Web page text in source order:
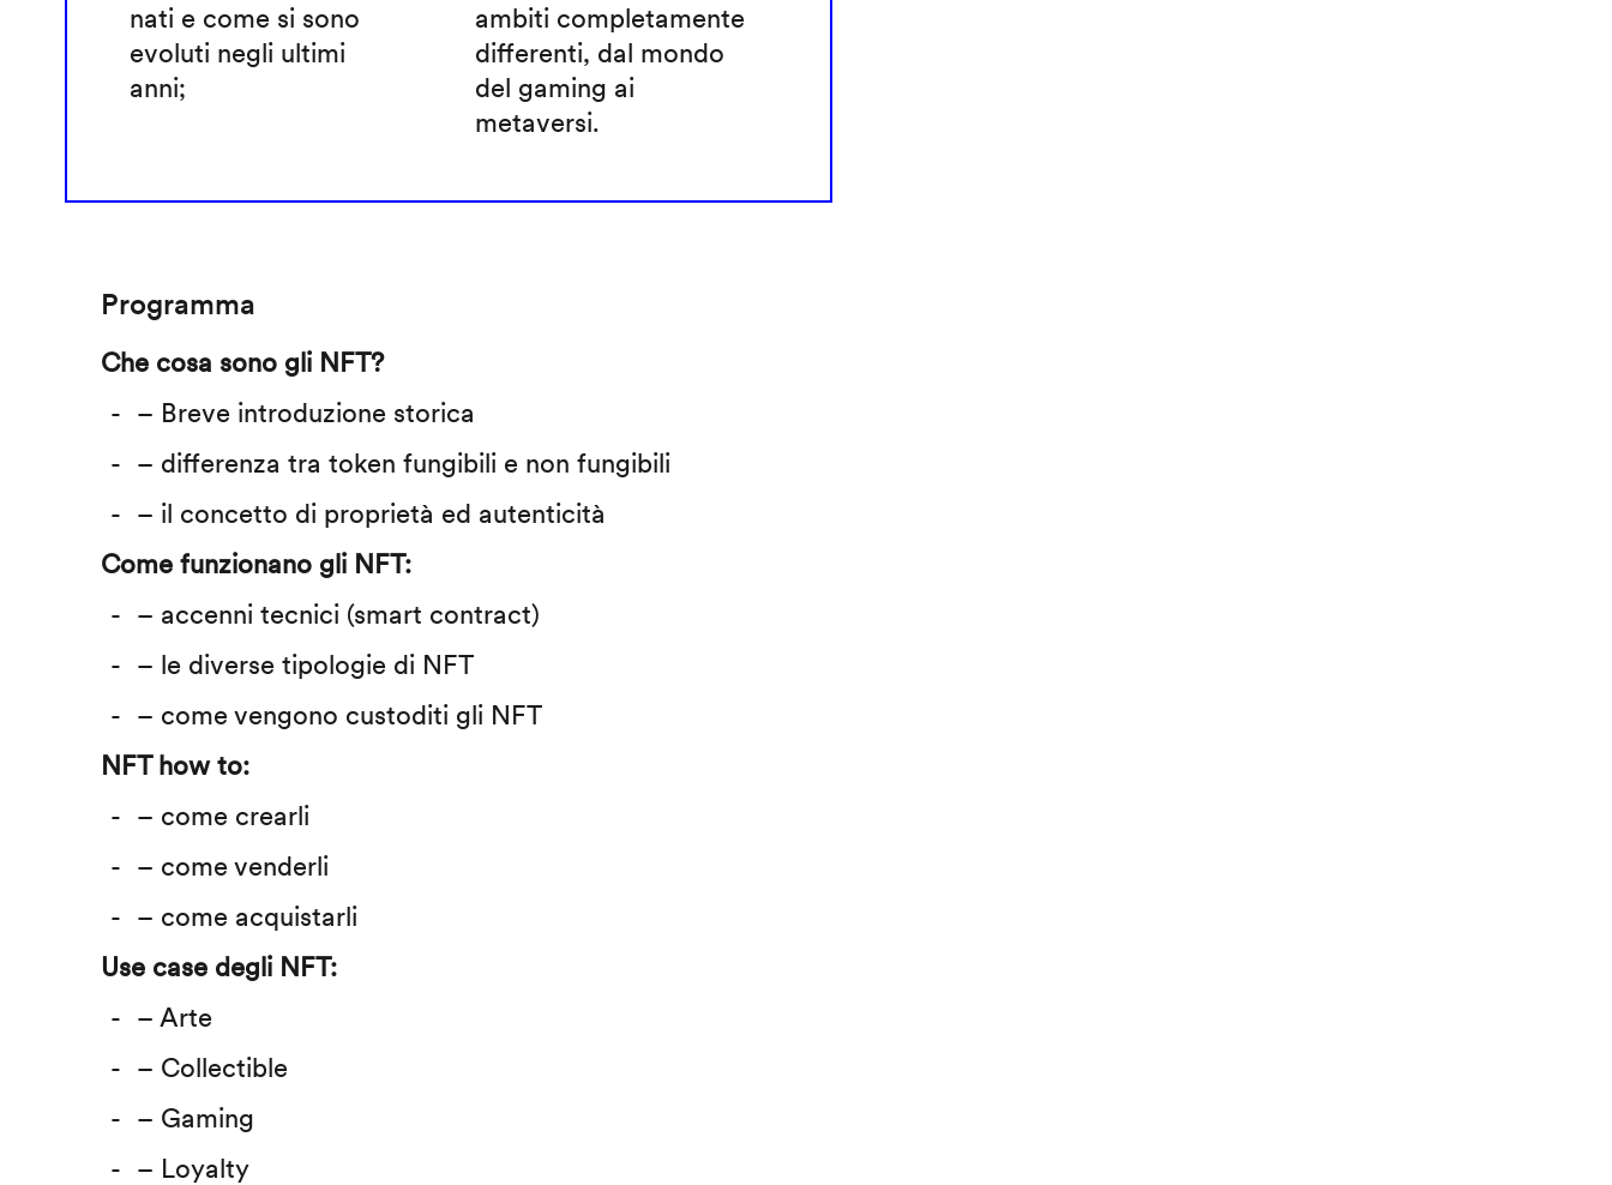
nati e come si sono
evoluti negli ultimi
anni;
ambiti completamente
differenti, dal mondo
del gaming ai
metaversi.
Programma
Che cosa sono gli NFT?
– Breve introduzione storica
– differenza tra token fungibili e non fungibili
– il concetto di proprietà ed autenticità
Come funzionano gli NFT:
– accenni tecnici (smart contract)
– le diverse tipologie di NFT
– come vengono custoditi gli NFT
NFT how to:
– come crearli
– come venderli
– come acquistarli
Use case degli NFT:
– Arte
– Collectible
– Gaming
– Loyalty